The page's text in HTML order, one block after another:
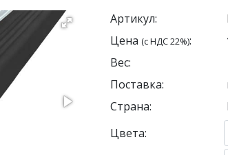
Артикул:
Цена (с НДС 22%):
Вес:
Поставка:
Страна:
Цвета: